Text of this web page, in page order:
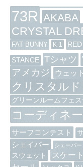
73R AKABA
CRYSTAL
FAT BUNNY K-1
STANCE Tシャツ
アメカジ ウェッ
クリスタル
グリーンルームフェ
コーディネー
サーフコンテスト
シェイパー シェーパー
スウェット スケート